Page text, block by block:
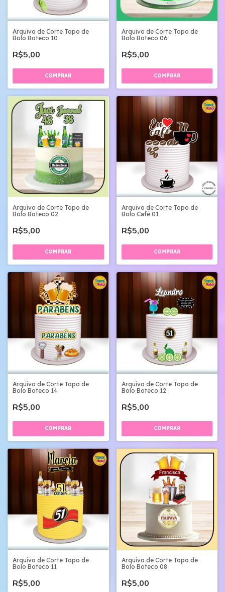
Arquivo de Corte Topo de
Bolo Boteco 10
R$5,00
Arquivo de Corte Topo de
Bolo Boteco 06
R$5,00
Arquivo de Corte Topo de
Bolo Boteco 02
R$5,00
Arquivo de Corte Topo de
Bolo Café 01
R$5,00
Arquivo de Corte Topo de
Bolo Boteco 14
R$5,00
Arquivo de Corte Topo de
Bolo Boteco 12
R$5,00
Arquivo de Corte Topo de
Bolo Boteco 11
R$5,00
Arquivo de Corte Topo de
Bolo Boteco 08
R$5,00